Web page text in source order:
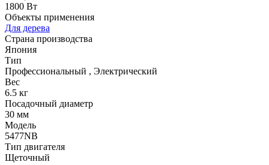
1800 Вт
Объекты применения
Для дерева
Страна производства
Япония
Тип
Профессиональный , Электрический
Вес
6.5 кг
Посадочный диаметр
30 мм
Модель
5477NB
Тип двигателя
Щеточный